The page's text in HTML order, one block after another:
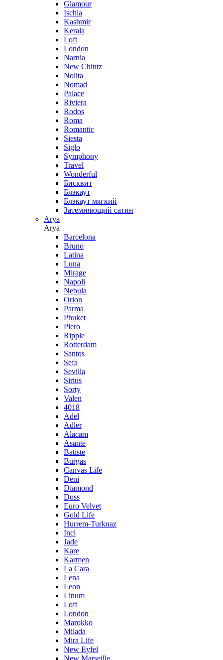
Glamour
Ischia
Kashmir
Kerala
Loft
London
Narnia
New Chintz
Nolita
Nomad
Palace
Riviera
Rodos
Roma
Romantic
Siesta
Siglo
Symphony
Travel
Wonderful
Бисквит
Блэкаут
Блэкаут мягкий
Затемняющий сатин
Arya
Arya
Barcelona
Bruno
Latina
Luna
Mirage
Napoli
Nebula
Orion
Parma
Phuket
Piero
Ripple
Rotterdam
Santos
Sefa
Sevilla
Sirius
Sorty
Valen
4018
Adel
Adler
Alacam
Asante
Batiste
Burgas
Canvas Life
Deni
Diamond
Doss
Euro Velvet
Gold Life
Hurrem-Turkuaz
Inci
Jade
Kare
Karmen
La Cara
Lena
Leon
Linum
Loft
London
Marokko
Milada
Mira Life
New Eyfel
New Marseille